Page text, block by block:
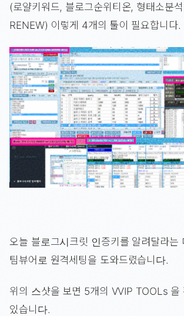
(로얄키워드, 블로그순위티온, 형태소분
RENEW) 이렇게 4개의 툴이 필요합니다.
오늘 블로그시크릿 인증키를 알려달라는
팀뷰어로 원격세팅을 도와드렸습니다.
위의 스샷을 보면 5개의 VVIP TOOLs 을
있습니다.